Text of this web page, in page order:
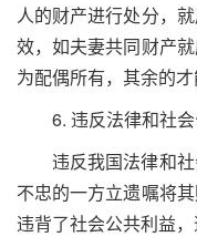
人的财产进行处分，
效，如夫妻共同财产
为配偶所有，其余的才
6. 违反法律和社
违反我国法律和
不忠的一方立遗嘱将
违背了社会公共利益